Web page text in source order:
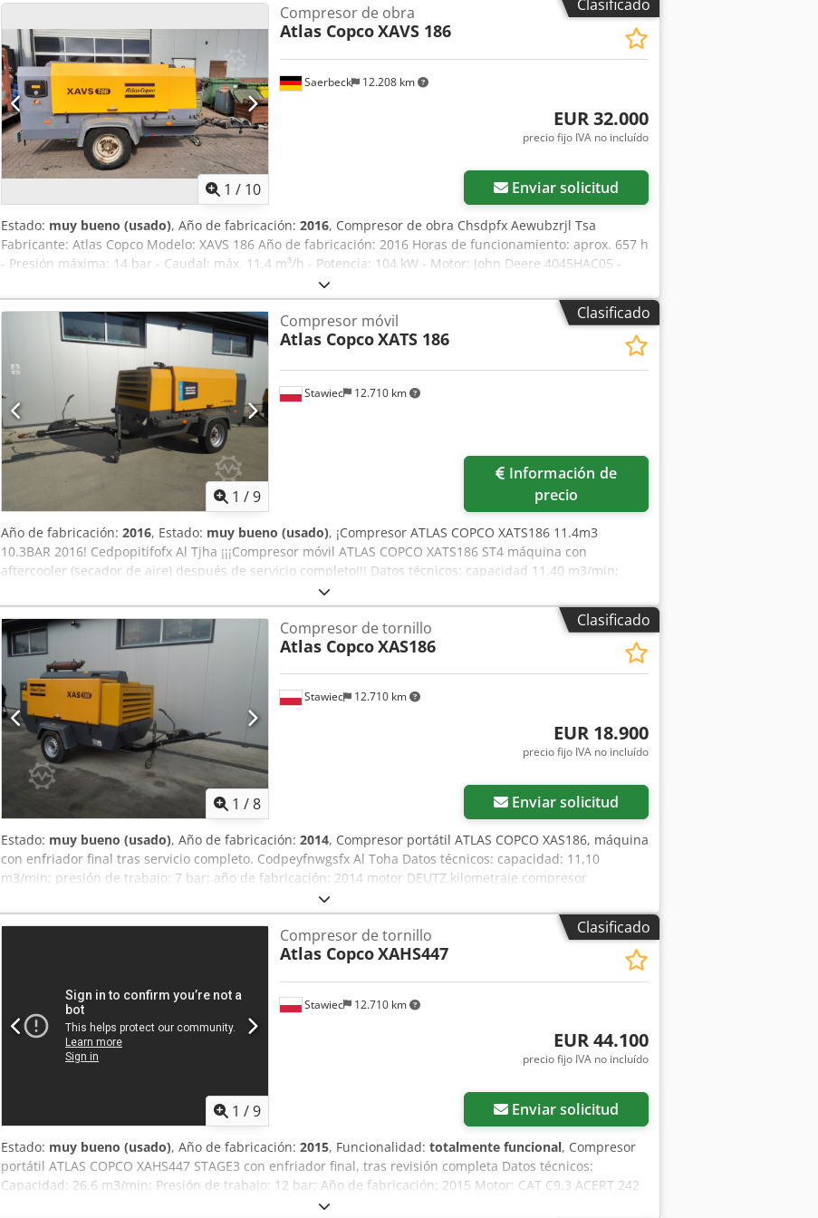
Clasificado
1 / 10
Saerbeck 12.208 km
Compresor de obra
Atlas CopcoXAVS 186
EUR 32.000
precio fijo IVA no incluído
Enviar solicitud
Estado: muy bueno (usado), Año de fabricación: 2016, Compresor de obra Chsdpfx Aewubzrjl Tsa
Fabricante: Atlas Copco Modelo: XAVS 186 Año de fabricación: 2016 Horas de funcionamiento: aprox. 657 h
- Presión máxima: 14 bar - Caudal: máx. 11,4 m³/h - Potencia: 104 kW - Motor: John Deere 4045HAC05 -
Clasificado
1 /9
Stawiec 12.710 km
Compresor móvil
Atlas CopcoXATS 186
precio
Año de fabricación: 2016, Estado: muy bueno (usado), ¡Compresor ATLAS COPCO XATS186 11.4m3
10.3BAR 2016! Cedpopitifofx Al Tjha ¡¡¡Compresor móvil ATLAS COPCO XATS186 ST4 máquina con
aftercooler (secador de aire) después de servicio completo!!! Datos técnicos: capacidad 11.40 m3/min;
presión de trabajo 10,3 bar; año de fabricación 2016; Motor JOHN DEERE kilometraje 1582 h !!!!!;
compresor en pleno funcionamiento, listo para trabajar, garantía precio neto: 128500 zł precio bruto:
158055 zł ¡¡¡maquina en perfecto estado!!! A continuación se muestra un enlace al video que muestra el
trabajo de la máquina
Clasificado
1 /8
Stawiec 12.710 km
Compresor de tornillo
Atlas CopcoXAS186
EUR 18.900
precio fijo IVA no incluído
Enviar solicitud
Estado: muy bueno (usado), Año de fabricación: 2014, Compresor portátil ATLAS COPCO XAS186, máquina
con enfriador final tras servicio completo. Codpeyfnwgsfx Al Toha Datos técnicos: capacidad: 11,10
m3/min; presión de trabajo: 7 bar; año de fabricación: 2014 motor DEUTZ kilometraje compresor
totalmente funcional, listo para trabajar, con garantía precio neto: 79.500 PLN precio bruto: 97.785 PLN
máquina importada en estado impecable Enlaces de vídeo a continuación.
Clasificado
1 /9
Stawiec 12.710 km
Compresor de tornillo
Atlas CopcoXAHS447
EUR 44.100
precio fijo IVA no incluído
Enviar solicitud
Estado: muy bueno (usado), Año de fabricación: 2015, Funcionalidad: totalmente funcional, Compresor
portátil ATLAS COPCO XAHS447 STAGE3 con enfriador final, tras revisión completa Datos técnicos:
Capacidad: 26,6 m3/min; Presión de trabajo: 12 bar; Año de fabricación: 2015 Motor: CAT C9.3 ACERT 242
kW Horas de uso: 0 Compresor totalmente operativo, listo para trabajar, con garantía Precio neto: 187.000